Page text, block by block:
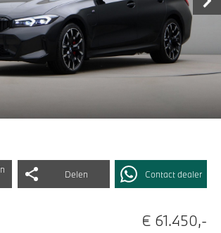
Delen Contact dealer
€ 61.450,-